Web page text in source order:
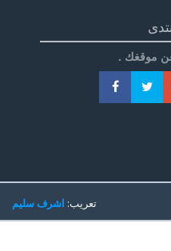
موقغك .
تعريب:اشرف سليم